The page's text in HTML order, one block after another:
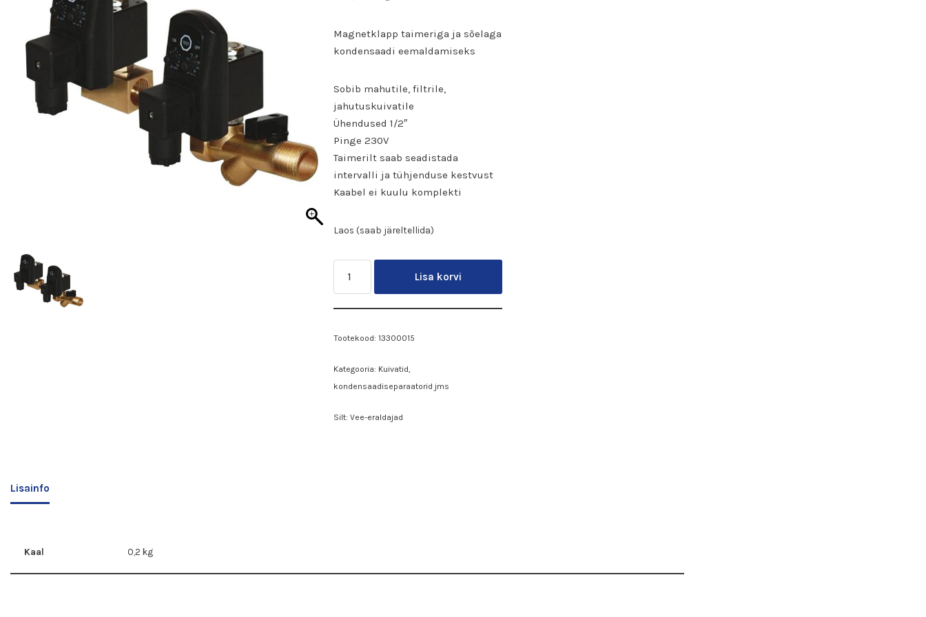
Magnetklapp taimeriga ja sõelaga
kondensaadi eemaldamiseks
Sobib mahutile, filtrile,
jahutuskuivatile
Ühendused 1/2″
Pinge 230V
Taimerilt saab seadistada
intervalli ja tühjenduse kestvust
Kaabel ei kuulu komplekti
Laos (saab järeltellida)
Lisa korvi
Tootekood:13300015
Kategooria: Kuivatid,
kondensaadiseparaatorid jms
Silt:Vee-eraldajad
Lisainfo
Kaal 0,2 kg